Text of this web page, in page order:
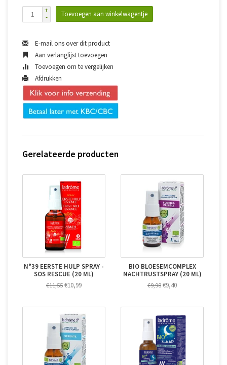
+
-
Toevoegen aan winkelwagentje
E-mail ons over dit product
Aan verlanglijst toevoegen
Toevoegen om te vergelijken
Afdrukken
Gerelateerde producten
N°39 EERSTE HULP SPRAY -
SOS RESCUE (20 ML)
€11,55 €10,99
BIO BLOESEMCOMPLEX
NACHTRUSTSPRAY (20 ML)
€9,98 €9,40